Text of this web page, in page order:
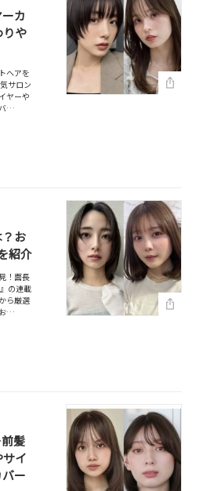
カ
りや
ヘアを
サロン
ヤーや
…
お
紹介
！面長
の連載
ら厳選
…
髪
イ
ー